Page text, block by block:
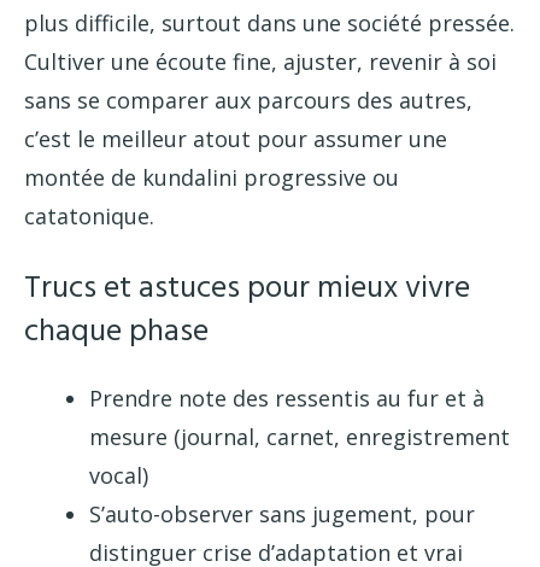
plus difficile, surtout dans une société pressée.
Cultiver une écoute fine, ajuster, revenir à soi
sans se comparer aux parcours des autres,
c’est le meilleur atout pour assumer une
montée de kundalini progressive ou
catatonique.
Trucs et astuces pour mieux vivre
chaque phase
Prendre note des ressentis au fur et à
mesure (journal, carnet, enregistrement
vocal)
S’auto-observer sans jugement, pour
distinguer crise d’adaptation et vrai